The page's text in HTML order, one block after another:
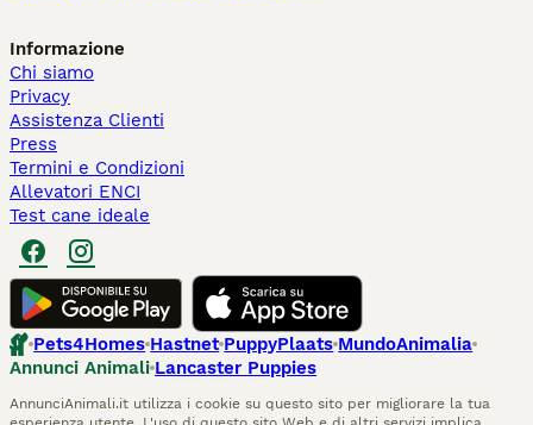
Informazione
Chi siamo
Privacy
Assistenza Clienti
Press
Termini e Condizioni
Allevatori ENCI
Test cane ideale
Pets4Homes Hastnet PuppyPlaats MundoAnimalia
Annunci Animali Lancaster Puppies
AnnunciAnimali.it utilizza i cookie su questo sito per migliorare la tua